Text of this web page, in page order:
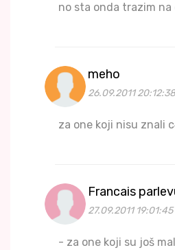
no sta onda trazim na
meho
26.09.2011 20:12:38
za one koji nisu znali
Francais
27.09.2011 19:01:45
- za one koji su još